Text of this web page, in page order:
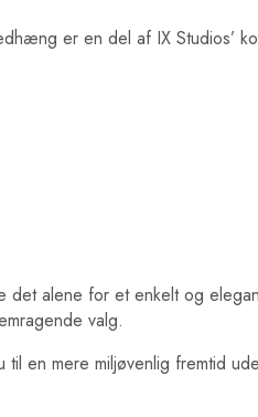
er en del af IX Studios’
alene for et enkelt og
valg.
mere miljøvenlig fremtid